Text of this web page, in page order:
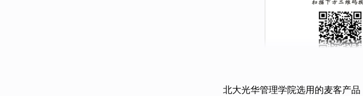
北大光华管理学院选用的麦客产品